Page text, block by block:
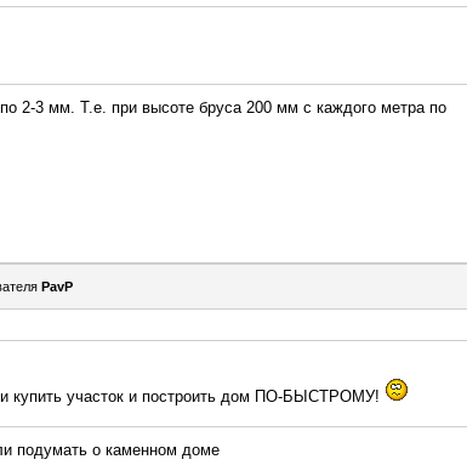
2-3 мм. Т.е. при высоте бруса 200 мм с каждого метра по
PavP
купить участок и построить дом ПО-БЫСТРОМУ!
подумать о каменном доме